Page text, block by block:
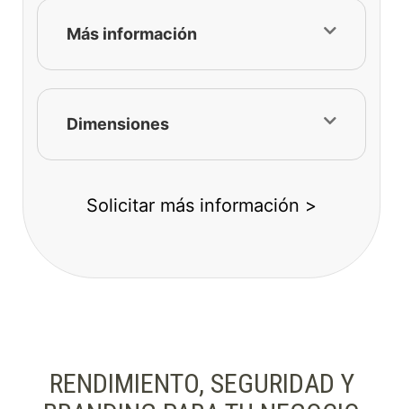
Más información
Dimensiones
Solicitar más información >
RENDIMIENTO, SEGURIDAD Y